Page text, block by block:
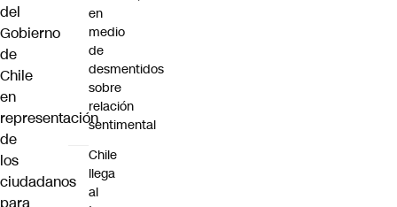
del
Gobierno
de
Chile
en
representación
de
los
ciudadanos
para
en
medio
de
desmentidos
sobre
relación
sentimental
Chile
llega
al